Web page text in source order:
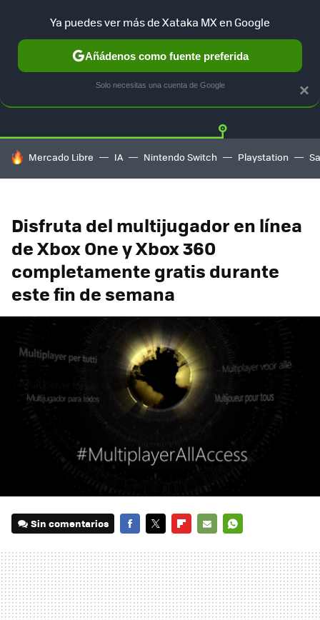
Twitter
HOY SE HABLA DE
Mercado Libre IA Nintendo Switch Playstation
Disfruta del multijugador en línea
de Xbox One y Xbox 360
completamente gratis durante
este fin de semana
Sin comentarios
MAIL
×
Ya puedes ver más de Xataka MX en Google
Añádenos como fuente preferida
Solo necesitas una cuenta de Google